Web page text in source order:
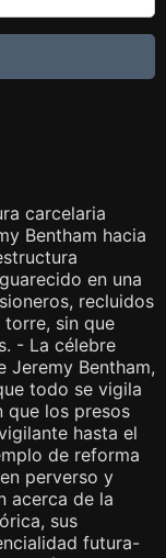
carcelaria
Bentham hacia
en una
recluidos
sin que
- La célebre
Jeremy Bentham,
todo se vigila
que los presos
hasta el
de reforma
perverso y
acerca de la
sus
futura-